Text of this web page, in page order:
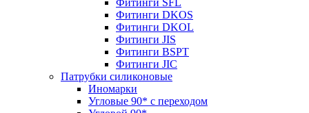
Фитинги SFL
Фитинги DKOS
Фитинги DKOL
Фитинги JIS
Фитинги BSPT
Фитинги JIC
Патрубки силиконовые
Иномарки
Угловые 90* с переходом